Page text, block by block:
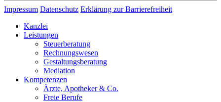
Impressum Datenschutz Erklärung zur Barrierefreiheit
Kanzlei
Leistungen
Steuerberatung
Rechnungswesen
Gestaltungsberatung
Mediation
Kompetenzen
Ärzte, Apotheker & Co.
Freie Berufe